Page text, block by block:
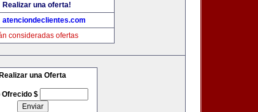
Realizar una oferta!
atenciondeclientes.com
consideradas ofertas
Realizar una Oferta
Ofrecido $